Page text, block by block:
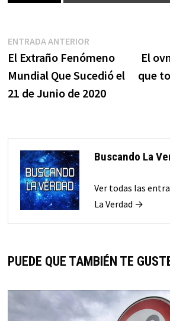
Navegación
de
entradas
ENTRADA ANTERIOREntrada
anterior:
El Extraño Fenómeno
Mundial Que Sucedió el
21 de Junio de 2020
El
que
Buscando La
Ver todas las
La Verdad →
PUEDE QUE TAMBIÉN TE